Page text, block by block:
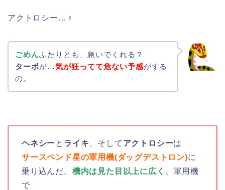
アクトロシー…♀
ごめんふたりとも、急いでくれる？
ターボが…気が狂ってて危ない予感がする
の。
ヘネシーと ライキ 、そして アクトロシーは
サースペンド星の軍用機(ダッグデストロン)に
乗り込んだ。 機内は見た目以上に広く
、軍用機
で